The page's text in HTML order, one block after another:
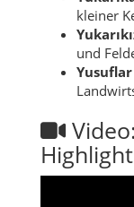
kleiner
und
Yusuflar